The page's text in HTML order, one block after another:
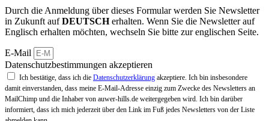
Durch die Anmeldung über dieses Formular werden Sie Newsletter
in Zukunft aufDEUTSCHerhalten. Wenn Sie die Newsletter auf
Englisch erhalten möchten, wechseln Sie bitte zur englischen Seite.
E-Mail
Datenschutzbestimmungen akzeptieren
Ich bestätige, dass ich die Datenschutzerklärung akzeptiere. Ich bin insbesondere
damit einverstanden, dass meine E-Mail-Adresse einzig zum Zwecke des Newsletters an
MailChimp und die Inhaber von auwer-hills.de weitergegeben wird. Ich bin darüber
informiert, dass ich mich jederzeit über den Link im Fuß jedes Newsletters von der Liste